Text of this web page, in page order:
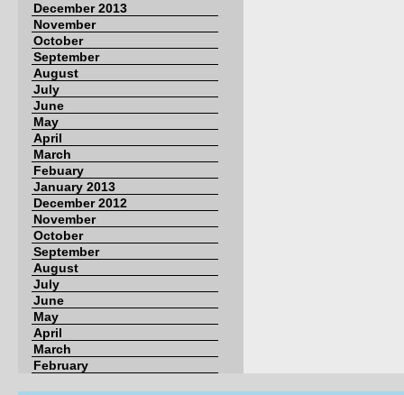
December 2013
November
October
September
August
July
June
May
April
March
Febuary
January 2013
December 2012
November
October
September
August
July
June
May
April
March
February